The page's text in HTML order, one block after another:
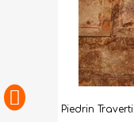
Piedrin